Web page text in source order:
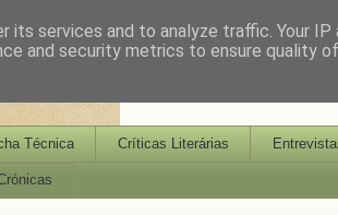
Técnica Críticas Literárias
services and to analyze traffic. Your IP
and security metrics to ensure quality